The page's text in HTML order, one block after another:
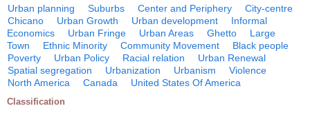
Urban planning Suburbs Center and Periphery
City-centre
Chicano
Urban Growth Urban development
Informal
Economics
Urban Fringe Urban Areas Ghetto
Large
Town
Ethnic Minority Community Movement
Black people
Poverty
Urban Policy Racial relation
Urban Renewal
Spatial segregation
Urbanization Urbanism
Violence
North America
Canada United States Of America
Classification